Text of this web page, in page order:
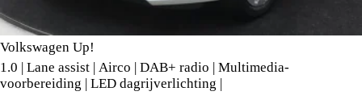
Volkswagen Up!
1.0 | Lane assist | Airco | DAB+ radio | Multimedia-
voorbereiding | LED dagrijverlichting |